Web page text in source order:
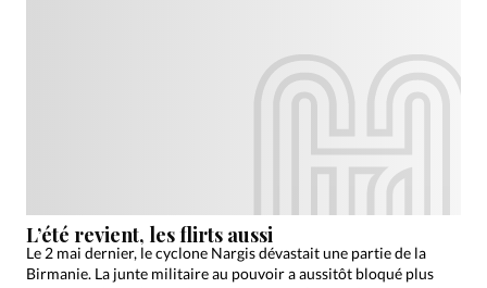
L’été revient, les flirts aussi
Le 2 mai dernier, le cyclone Nargis dévastait une partie de la
Birmanie. La junte militaire au pouvoir a aussitôt bloqué plus